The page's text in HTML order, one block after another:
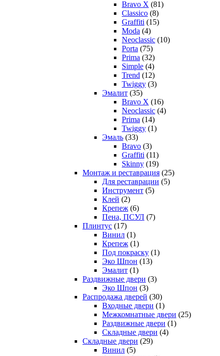
Bravo X (81)
Classico (8)
Graffiti (15)
Moda (4)
Neoclassic (10)
Porta (75)
Prima (32)
Simple (4)
Trend (12)
Twiggy (3)
Эмалит (35)
Bravo X (16)
Neoclassic (4)
Prima (14)
Twiggy (1)
Эмаль (33)
Bravo (3)
Graffiti (11)
Skinny (19)
Монтаж и реставрация (25)
Для реставрации (5)
Инструмент (5)
Клей (2)
Крепеж (6)
Пена, ПСУЛ (7)
Плинтус (17)
Винил (1)
Крепеж (1)
Под покраску (1)
Эко Шпон (13)
Эмалит (1)
Раздвижные двери (3)
Эко Шпон (3)
Распродажа дверей (30)
Входные двери (1)
Межкомнатные двери (25)
Раздвижные двери (1)
Складные двери (4)
Складные двери (29)
Винил (5)